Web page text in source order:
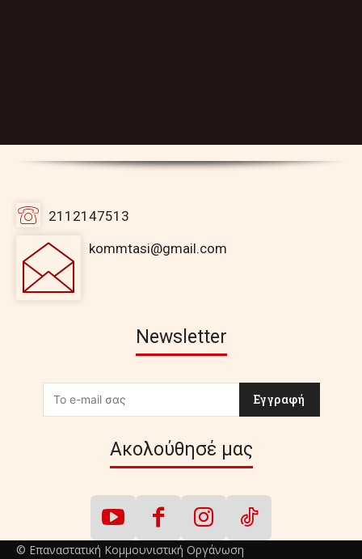
2112147513
kommtasi@gmail.com
Newsletter
Εγγραφή
Ακολούθησέ μας
© Επαναστατική Κομμουνιστική Οργάνωση